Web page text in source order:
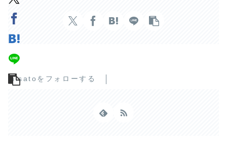
misatoをフォローする